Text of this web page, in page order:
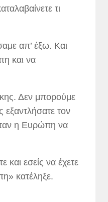
τι
απ’ έξω. Και
και να
Δεν μπορούμε
τον
η Ευρώπη να
και εσείς να έχετε
κατέληξε.